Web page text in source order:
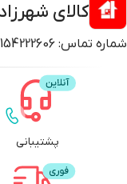
کالای شهرزاد
شماره تماس:
پشتیبانی